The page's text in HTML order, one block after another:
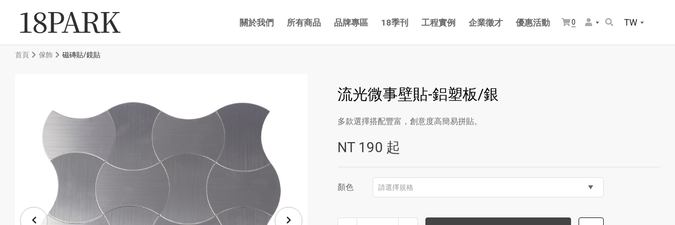
關於我們 所有商品 品牌專區 18季刊 工程實例 企業徵才 優惠活動 0 TW
首頁 傢飾 磁磚貼/鏡貼
流光微事壁貼-鋁塑板/銀
多款選擇搭配豐富，創意度高簡易拼貼。
NT 190 起
顏色 請選擇規格